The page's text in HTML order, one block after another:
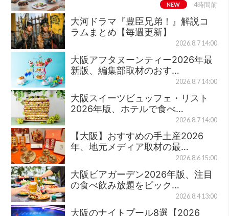
NEW 4時間前
大河ドラマ『豊臣兄弟！』解説コ
ラムまとめ【毎週更新】
2026.8.7 14:00
大阪アフタヌーンティー2026年最
新版、編集部取材のおす…
2026.8.7 14:00
大阪スイーツビュッフェ・リスト
2026年版、ホテルで食べ…
2026.8.7 14:00
【大阪】おすすめの手土産2026
年、地元メディア取材の最…
2026.8.6 15:00
大阪ビアガーデン2026年版、注目
の食べ飲み放題をピック…
2026.8.4 13:00
大阪のナイトプール8選【2026